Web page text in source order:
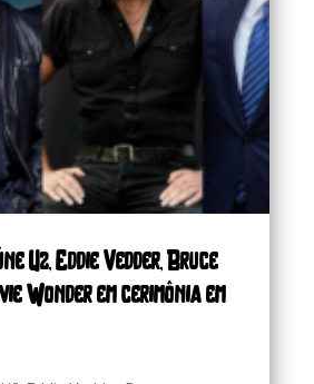
U2, Eddie Vedder, Bruce
Wonder em cerimônia em